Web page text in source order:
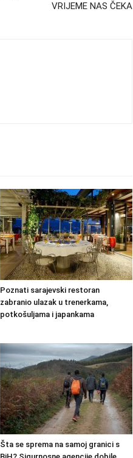
VRIJEME NAS ČEKA
Poznati sarajevski restoran
zabranio ulazak u trenerkama,
potkošuljama i japankama
Šta se sprema na samoj granici s